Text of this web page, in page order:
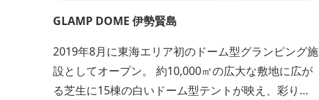
GLAMP DOME 伊勢賢島
2019年8月に東海エリア初のドーム型グランピング施
設としてオープン。 約10,000㎡の広大な敷地に広が
る芝生に15棟の白いドーム型テントが映え、彩りの